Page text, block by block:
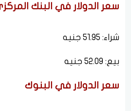
سعر الدولار في البنك
شراء: 51.95 جنيه
بيع: 52.09 جنيه
سعر الدولار في البنوك